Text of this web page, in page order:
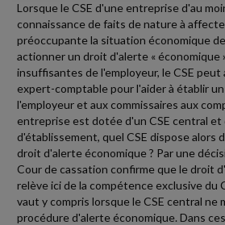
Lorsque le CSE d'une entreprise d'au
connaissance de faits de nature à
préoccupante la situation économique
actionner un droit d'alerte « économique
insuffisantes de l'employeur, le CSE peut
expert-comptable pour l'aider à établir
l'employeur et aux commissaires aux
entreprise est dotée d'un CSE central et
d'établissement, quel CSE dispose alors
droit d'alerte économique ? Par une
Cour de cassation confirme que le droit
relève ici de la compétence exclusive du
vaut y compris lorsque le CSE central ne
procédure d'alerte économique. Dans